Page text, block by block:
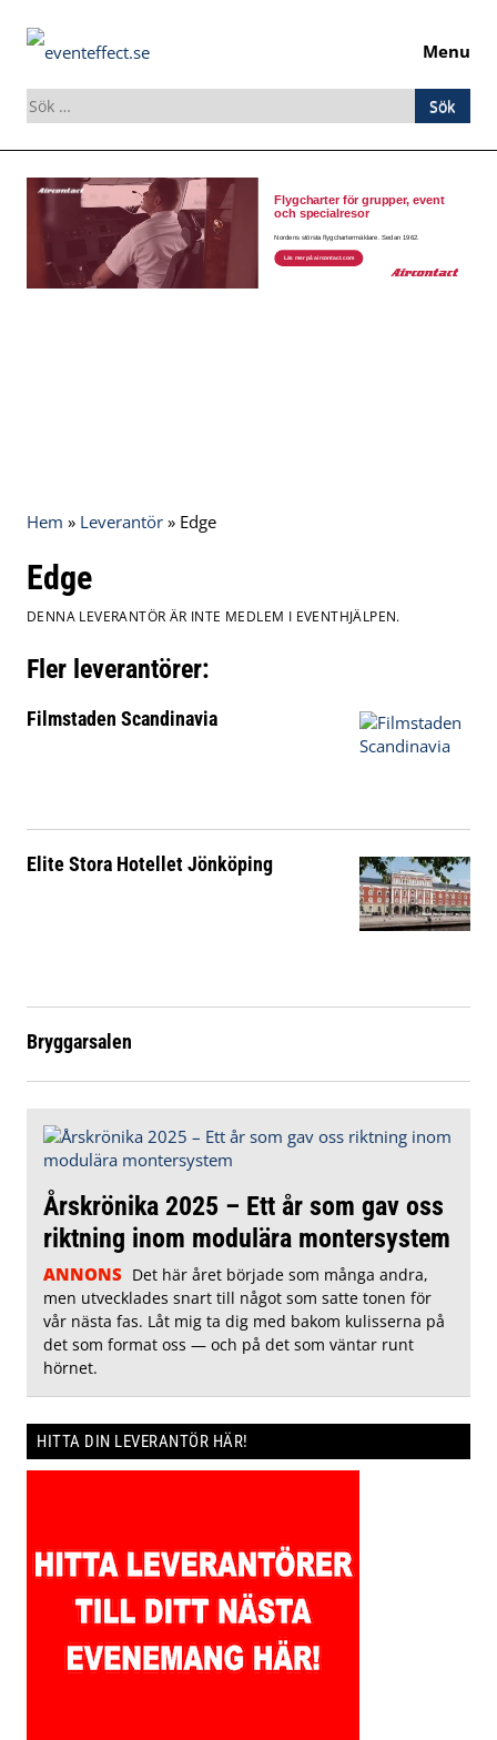
Menu
Sök
efter:
Skip
content
Hem » Leverantör » Edge
Edge
DENNA LEVERANTÖR ÄR INTE MEDLEM I EVENTHJÄLPEN.
Fler leverantörer:
Filmstaden Scandinavia
Elite Stora Hotellet Jönköping
Bryggarsalen
Årskrönika 2025 – Ett år som gav oss
riktning inom modulära montersystem
ANNONS Det här året började som många andra,
men utvecklades snart till något som satte tonen för
vår nästa fas. Låt mig ta dig med bakom kulisserna på
det som format oss — och på det som väntar runt
hörnet.
HITTA DIN LEVERANTÖR HÄR!